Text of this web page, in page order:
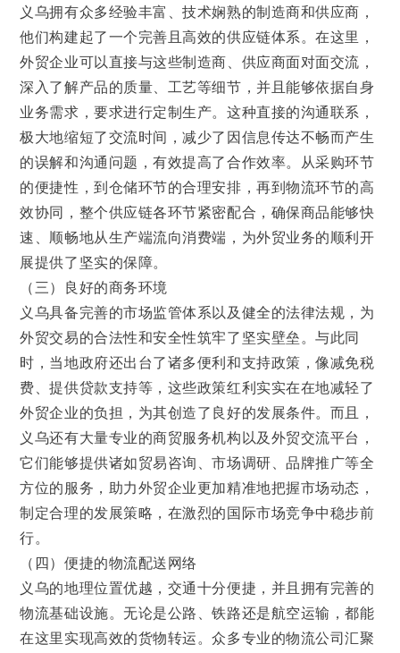
义乌拥有众多经验丰富、技术娴熟的制造商和供应商，
他们构建起了一个完善且高效的供应链体系。在这里，
外贸企业可以直接与这些制造商、供应商面对面交流，
深入了解产品的质量、工艺等细节，并且能够依据自身
业务需求，要求进行定制生产。这种直接的沟通联系，
极大地缩短了交流时间，减少了因信息传达不畅而产生
的误解和沟通问题，有效提高了合作效率。从采购环节
的便捷性，到仓储环节的合理安排，再到物流环节的高
效协同，整个供应链各环节紧密配合，确保商品能够快
速、顺畅地从生产端流向消费端，为外贸业务的顺利开
展提供了坚实的保障。
（三）良好的商务环境
义乌具备完善的市场监管体系以及健全的法律法规，为
外贸交易的合法性和安全性筑牢了坚实壁垒。与此同
时，当地政府还出台了诸多便利和支持政策，像减免税
费、提供贷款支持等，这些政策红利实实在在地减轻了
外贸企业的负担，为其创造了良好的发展条件。而且，
义乌还有大量专业的商贸服务机构以及外贸交流平台，
它们能够提供诸如贸易咨询、市场调研、品牌推广等全
方位的服务，助力外贸企业更加精准地把握市场动态，
制定合理的发展策略，在激烈的国际市场竞争中稳步前
行。
（四）便捷的物流配送网络
义乌的地理位置优越，交通十分便捷，并且拥有完善的
物流基础设施。无论是公路、铁路还是航空运输，都能
在这里实现高效的货物转运。众多专业的物流公司汇聚